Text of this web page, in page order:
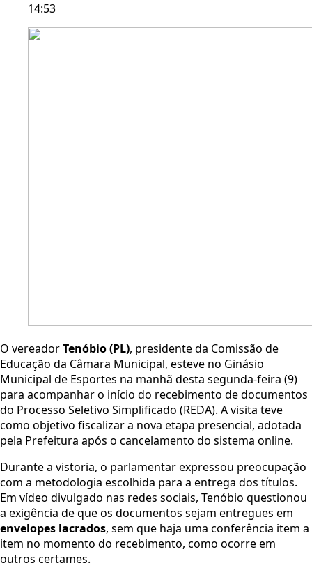
14:53
O vereadorTenóbio (PL), presidente da Comissão de
Educação da Câmara Municipal, esteve no Ginásio
Municipal de Esportes na manhã desta segunda-feira (9)
para acompanhar o início do recebimento de documentos
do Processo Seletivo Simplificado (REDA). A visita teve
como objetivo fiscalizar a nova etapa presencial, adotada
pela Prefeitura após o cancelamento do sistema online.
Durante a vistoria, o parlamentar expressou preocupação
com a metodologia escolhida para a entrega dos títulos.
Em vídeo divulgado nas redes sociais, Tenóbio questionou
a exigência de que os documentos sejam entregues em
envelopes lacrados, sem que haja uma conferência item a
item no momento do recebimento, como ocorre em
outros certames.